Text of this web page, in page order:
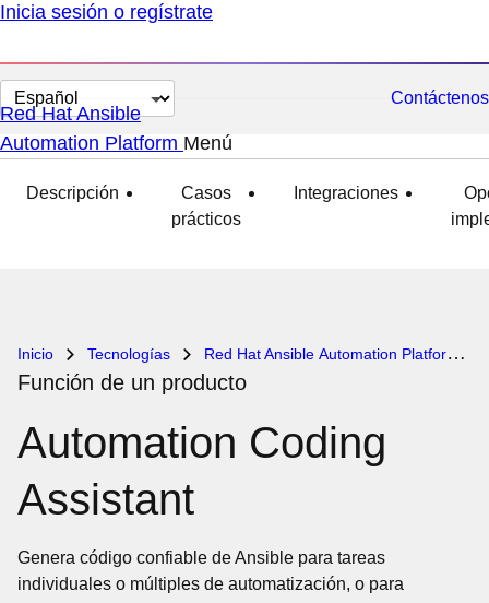
Inicia sesión o regístrate
Cambiar
el
idioma
Contáctenos
Red Hat Ansible
Automation Platform Menú
Descripción
Casos
prácticos
Integraciones
Inicio Tecnologías Red Hat Ansible Automation Platform
Función de un producto
Automation Coding
Assistant
Genera código confiable de Ansible para tareas
individuales o múltiples de automatización, o para